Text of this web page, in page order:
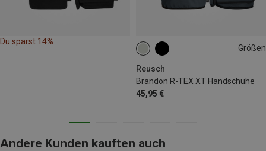
Du sparst 14%
Größen
Reusch
Brandon R-TEX XT Handschuhe
45,95 €
7.5
Andere Kunden kauften auch